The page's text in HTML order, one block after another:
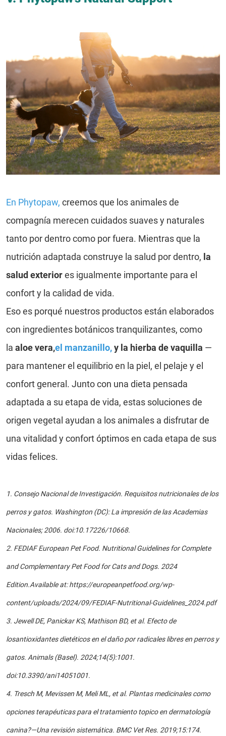
En Phytopaw, creemos que los animales de
compagnía merecen cuidados suaves y naturales
tanto por dentro como por fuera. Mientras que la
nutrición adaptada construye la salud por dentro, la
salud exteriores igualmente importante para el
confort y la calidad de vida.
Eso es porqué nuestros productos están elaborados
con ingredientes botánicos tranquilizantes, como
la aloe vera,el manzanillo,y la hierba de vaquilla —
para mantener el equilibrio en la piel, el pelaje y el
confort general. Junto con una dieta pensada
adaptada a su etapa de vida, estas soluciones de
origen vegetal ayudan a los animales a disfrutar de
una vitalidad y confort óptimos en cada etapa de sus
vidas felices.
1. Consejo Nacional de Investigación. Requisitos nutricionales de los
perros y gatos. Washington (DC): La impresión de las Academias
Nacionales; 2006. doi:10.17226/10668.
2. FEDIAF European Pet Food. Nutritional Guidelines for Complete
and Complementary Pet Food for Cats and Dogs. 2024
Edition.Available at: https://europeanpetfood.org/wp-
content/uploads/2024/09/FEDIAF-Nutritional-Guidelines_2024.pdf
3. Jewell DE, Panickar KS, Mathison BD, et al. Efecto de
losantioxidantes dietéticos en el daño por radicales libres en perros y
gatos. Animals (Basel). 2024;14(5):1001.
doi:10.3390/ani14051001.
4. Tresch M, Mevissen M, Meli ML, et al. Plantas medicinales como
opciones terapéuticas para el tratamiento topico en dermatología
canina?—Una revisión sistemática. BMC Vet Res. 2019;15:174.